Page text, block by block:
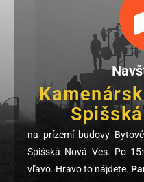
na prízemí budovy
Spišská Nová Ves. Po
vľavo. Hravo to nájdete.